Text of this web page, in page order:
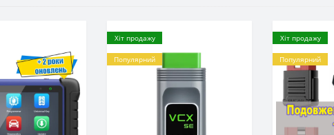
Хіт продажу
Популярний
Хіт продажу
Популярний